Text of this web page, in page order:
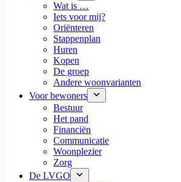
Wat is …
Iets voor mij?
Oriënteren
Stappenplan
Huren
Kopen
De groep
Andere woonvarianten
Voor bewoners
Bestuur
Het pand
Financiën
Communicatie
Woonplezier
Zorg
De LVGO